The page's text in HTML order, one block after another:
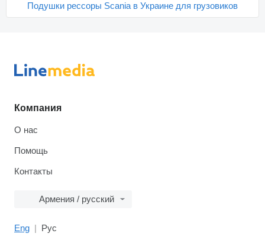
Подушки рессоры Scania в Украине для грузовиков
Компания
О нас
Помощь
Контакты
Армения / русский
Eng Рус